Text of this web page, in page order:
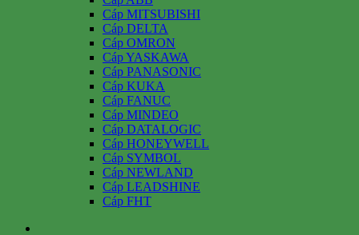
Cáp MITSUBISHI
Cáp DELTA
Cáp OMRON
Cáp YASKAWA
Cáp PANASONIC
Cáp KUKA
Cáp FANUC
Cáp MINDEO
Cáp DATALOGIC
Cáp HONEYWELL
Cáp SYMBOL
Cáp NEWLAND
Cáp LEADSHINE
Cáp FHT